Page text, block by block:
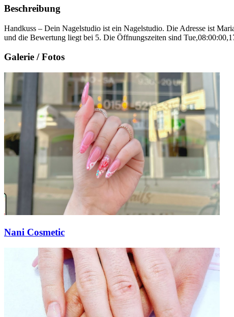
Beschreibung
Handkuss – Dein Nagelstudio ist ein Nagelstudio. Die Adresse ist
und die Bewertung liegt bei 5. Die Öffnungszeiten sind
Galerie / Fotos
Nani Cosmetic